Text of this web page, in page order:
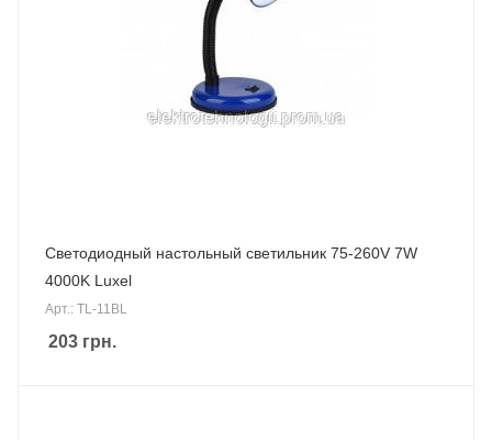
Светодиодный настольный светильник 75-260V 7W
4000K Luxel
Арт.: TL-11BL
203 грн.